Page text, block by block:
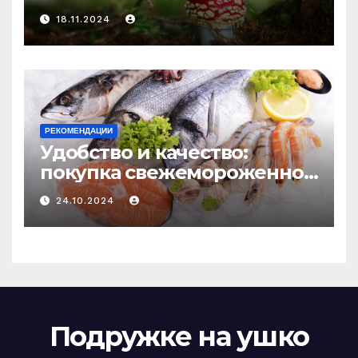
психоделику
18.11.2024
РЕКОМЕНДАЦИИ
Удобство и качество:
покупка свежемороженной
рыбы онлайн
24.10.2024
Подружке на ушко